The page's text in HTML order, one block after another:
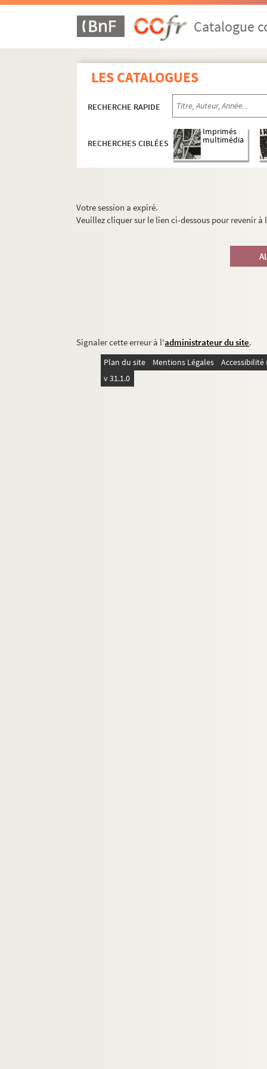
Catalogue
LES CATALOGUES
RECHERCHE RAPIDE
RECHERCHES CIBLÉES
Imprimés
multimédia
Votre session a expiré.
Veuillez cliquer sur le lien ci-dessous pour revenir
Signaler cette erreur à l'administrateur du site.
Plan du site Mentions Légales
v 31.1.0